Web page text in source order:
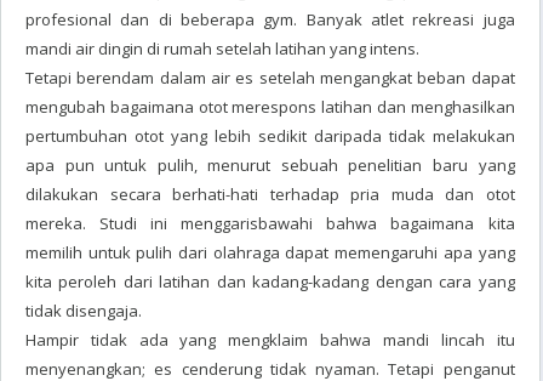
profesional dan di beberapa gym. Banyak atlet rekreasi juga
mandi air dingin di rumah setelah latihan yang intens.
Tetapi berendam dalam air es setelah mengangkat beban dapat
mengubah bagaimana otot merespons latihan dan menghasilkan
pertumbuhan otot yang lebih sedikit daripada tidak melakukan
apa pun untuk pulih, menurut sebuah penelitian baru yang
dilakukan secara berhati-hati terhadap pria muda dan otot
mereka. Studi ini menggarisbawahi bahwa bagaimana kita
memilih untuk pulih dari olahraga dapat memengaruhi apa yang
kita peroleh dari latihan dan kadang-kadang dengan cara yang
tidak disengaja.
Hampir tidak ada yang mengklaim bahwa mandi lincah itu
menyenangkan; es cenderung tidak nyaman. Tetapi penganut